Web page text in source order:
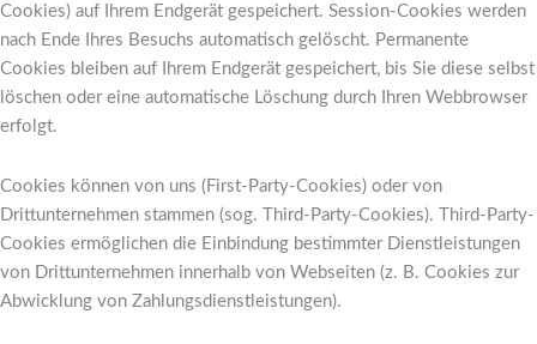
Cookies) auf Ihrem Endgerät gespeichert. Session-Cookies werden
nach Ende Ihres Besuchs automatisch gelöscht. Permanente
Cookies bleiben auf Ihrem Endgerät gespeichert, bis Sie diese selbst
löschen oder eine automatische Löschung durch Ihren Webbrowser
erfolgt.
Cookies können von uns (First-Party-Cookies) oder von
Drittunternehmen stammen (sog. Third-Party-Cookies). Third-Party-
Cookies ermöglichen die Einbindung bestimmter Dienstleistungen
von Drittunternehmen innerhalb von Webseiten (z. B. Cookies zur
Abwicklung von Zahlungsdienstleistungen).